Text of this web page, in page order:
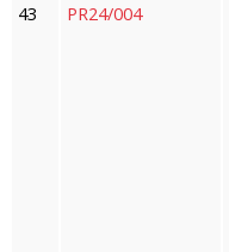
43
PR24/004